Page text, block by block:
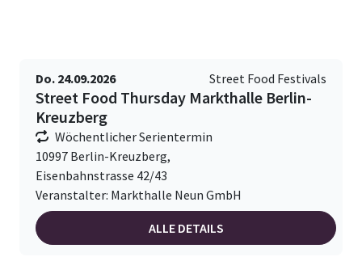
Do. 24.09.2026 Street Food Festivals
Street Food Thursday Markthalle Berlin-
Kreuzberg
Wöchentlicher Serientermin
10997 Berlin-Kreuzberg,
Eisenbahnstrasse 42/43
Veranstalter: Markthalle Neun GmbH
ALLE DETAILS